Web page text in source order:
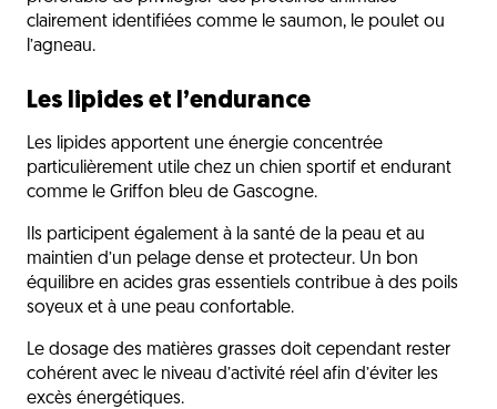
clairement identifiées comme le saumon, le poulet ou
l’agneau.
Les lipides et l’endurance
Les lipides apportent une énergie concentrée
particulièrement utile chez un chien sportif et endurant
comme le Griffon bleu de Gascogne.
Ils participent également à la santé de la peau et au
maintien d’un pelage dense et protecteur. Un bon
équilibre en acides gras essentiels contribue à des poils
soyeux et à une peau confortable.
Le dosage des matières grasses doit cependant rester
cohérent avec le niveau d’activité réel afin d’éviter les
excès énergétiques.